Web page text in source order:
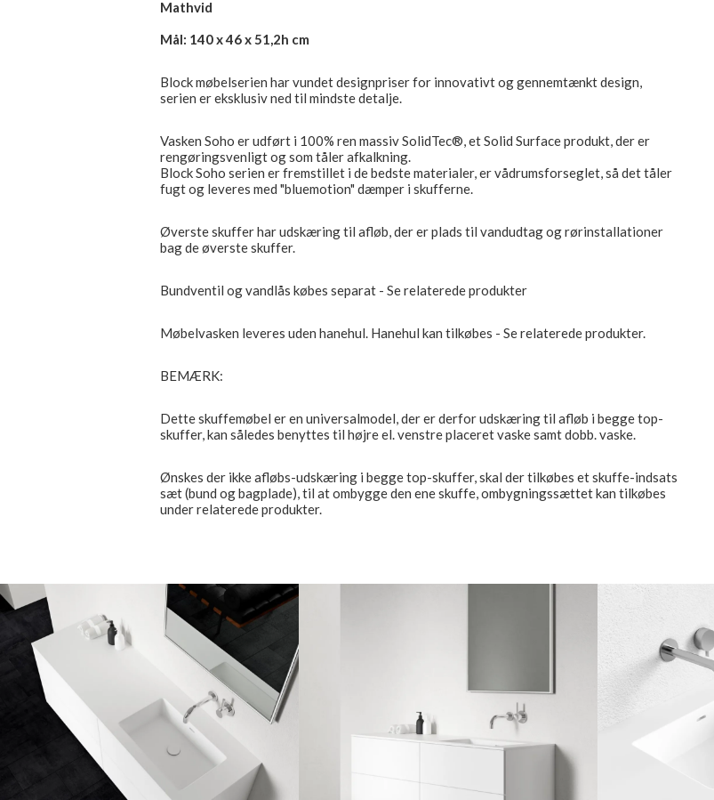
Mathvid
Mål: 140 x 46 x 51,2h cm
Block møbelserien har vundet designpriser for innovativt og gennemtænkt design,
serien er eksklusiv ned til mindste detalje.
Vasken Soho er udført i 100% ren massiv SolidTec®, et Solid Surface produkt, der er
rengøringsvenligt og som tåler afkalkning.
Block Soho serien er fremstillet i de bedste materialer, er vådrumsforseglet, så det tåler
fugt og leveres med "bluemotion" dæmper i skufferne.
Øverste skuffer har udskæring til afløb, der er plads til vandudtag og rørinstallationer
bag de øverste skuffer.
Bundventil og vandlås købes separat - Se relaterede produkter
Møbelvasken leveres uden hanehul. Hanehul kan tilkøbes - Se relaterede produkter.
BEMÆRK:
Dette skuffemøbel er en universalmodel, der er derfor udskæring til afløb i begge top-
skuffer, kan således benyttes til højre el. venstre placeret vaske samt dobb. vaske.
Ønskes der ikke afløbs-udskæring i begge top-skuffer, skal der tilkøbes et skuffe-indsats
sæt (bund og bagplade), til at ombygge den ene skuffe, ombygningssættet kan tilkøbes
under relaterede produkter.